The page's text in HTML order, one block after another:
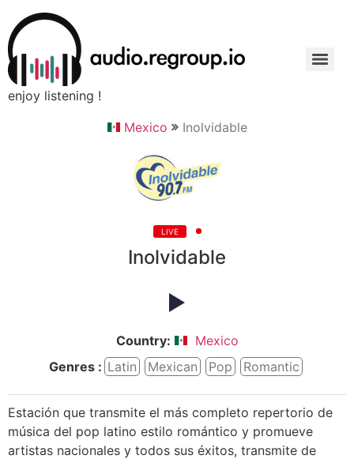
enjoy listening !
Mexico
Inolvidable
LIVE
Inolvidable
Country:
Mexico
Genres : Latin Mexican Pop Romantic
Estación que transmite el más completo repertorio de
música del pop latino estilo romántico y promueve
artistas nacionales y todos sus éxitos, transmite de